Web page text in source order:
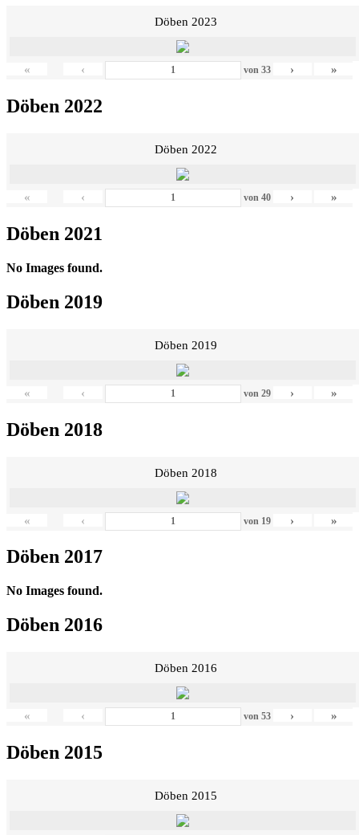
Döben 2023
« ‹ von 33 › »
Döben 2022
Döben 2022
« ‹ von 40 › »
Döben 2021
No Images found.
Döben 2019
Döben 2019
« ‹ von 29 › »
Döben 2018
Döben 2018
« ‹ von 19 › »
Döben 2017
No Images found.
Döben 2016
Döben 2016
« ‹ von 53 › »
Döben 2015
Döben 2015